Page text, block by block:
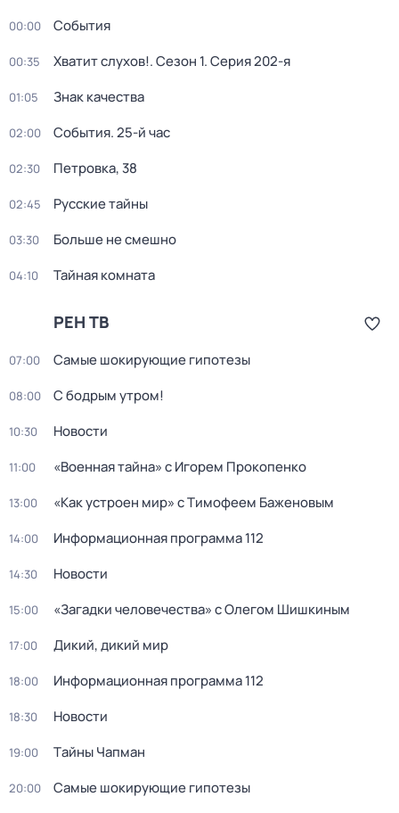
00:00 События
00:35 Хватит слухов!. Сезон 1. Серия 202-я
01:05 Знак качества
02:00 События. 25-й час
02:30 Петровка, 38
02:45 Русские тайны
03:30 Больше не смешно
04:10 Тайная комната
РЕН ТВ
07:00 Самые шoкиpующие гипотезы
08:00 С бодрым утром!
10:30 Новости
11:00 «Военная тайна» с Игорем Прокопенко
13:00 «Как устроен мир» с Тимофеем Баженовым
14:00 Информационная программа 112
14:30 Новости
15:00 «Загадки человечества» с Олегом Шишкиным
17:00 Дикий, дикий мир
18:00 Информационная программа 112
18:30 Новости
19:00 Тaйны Чапман
20:00 Самые шoкиpующие гипотезы